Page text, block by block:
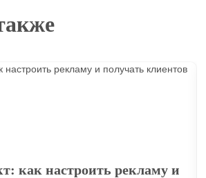
как настроить рекламу и